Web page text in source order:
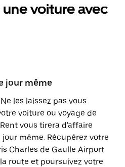
voiture avec
jour même
les laissez pas vous
voiture ou voyage de
vous tirera d'affaire
même. Récupérez votre
Charles de Gaulle Airport
route et poursuivez votre